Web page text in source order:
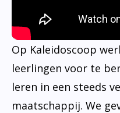
Op Kaleidoscoop
leerlingen voor te
leren in een steeds
maatschappij. We